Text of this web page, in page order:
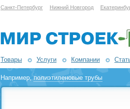
Санкт-Петербург Нижний Новгород
Товары Услуги Компании
Например,полиэтиленовые трубы